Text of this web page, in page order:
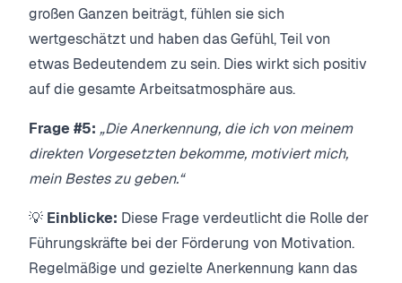
großen Ganzen beiträgt, fühlen sie sich
wertgeschätzt und haben das Gefühl, Teil von
etwas Bedeutendem zu sein. Dies wirkt sich positiv
auf die gesamte Arbeitsatmosphäre aus.
Frage #5: „Die Anerkennung, die ich von meinem
direkten Vorgesetzten bekomme, motiviert mich,
mein Bestes zu geben.“
💡 Einblicke: Diese Frage verdeutlicht die Rolle der
Führungskräfte bei der Förderung von Motivation.
Regelmäßige und gezielte Anerkennung kann das